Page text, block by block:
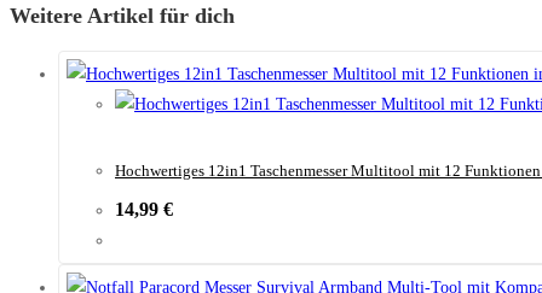
Weitere Artikel für dich
Hochwertiges 12in1 Taschenmesser Multitool mit 12
14,99 €